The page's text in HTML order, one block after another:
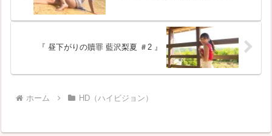
『 昼下がりの贖罪 藍沢梨夏 ＃2 』
ホーム HD（ハイビジョン）